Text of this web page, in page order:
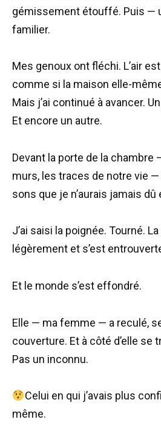
gémissement étouffé. Puis —
familier.
Mes genoux ont fléchi. L’air
comme si la maison elle-
Mais j’ai continué à avancer.
Et encore un autre.
Devant la porte de la
murs, les traces de notre vie
sons que je n’aurais jamais dû
J’ai saisi la poignée. Tourné.
légèrement et s’est
Et le monde s’est effondré.
Elle — ma femme — a reculé,
couverture. Et à côté d’elle se
Pas un inconnu.
Celui en qui j’avais plus
même.